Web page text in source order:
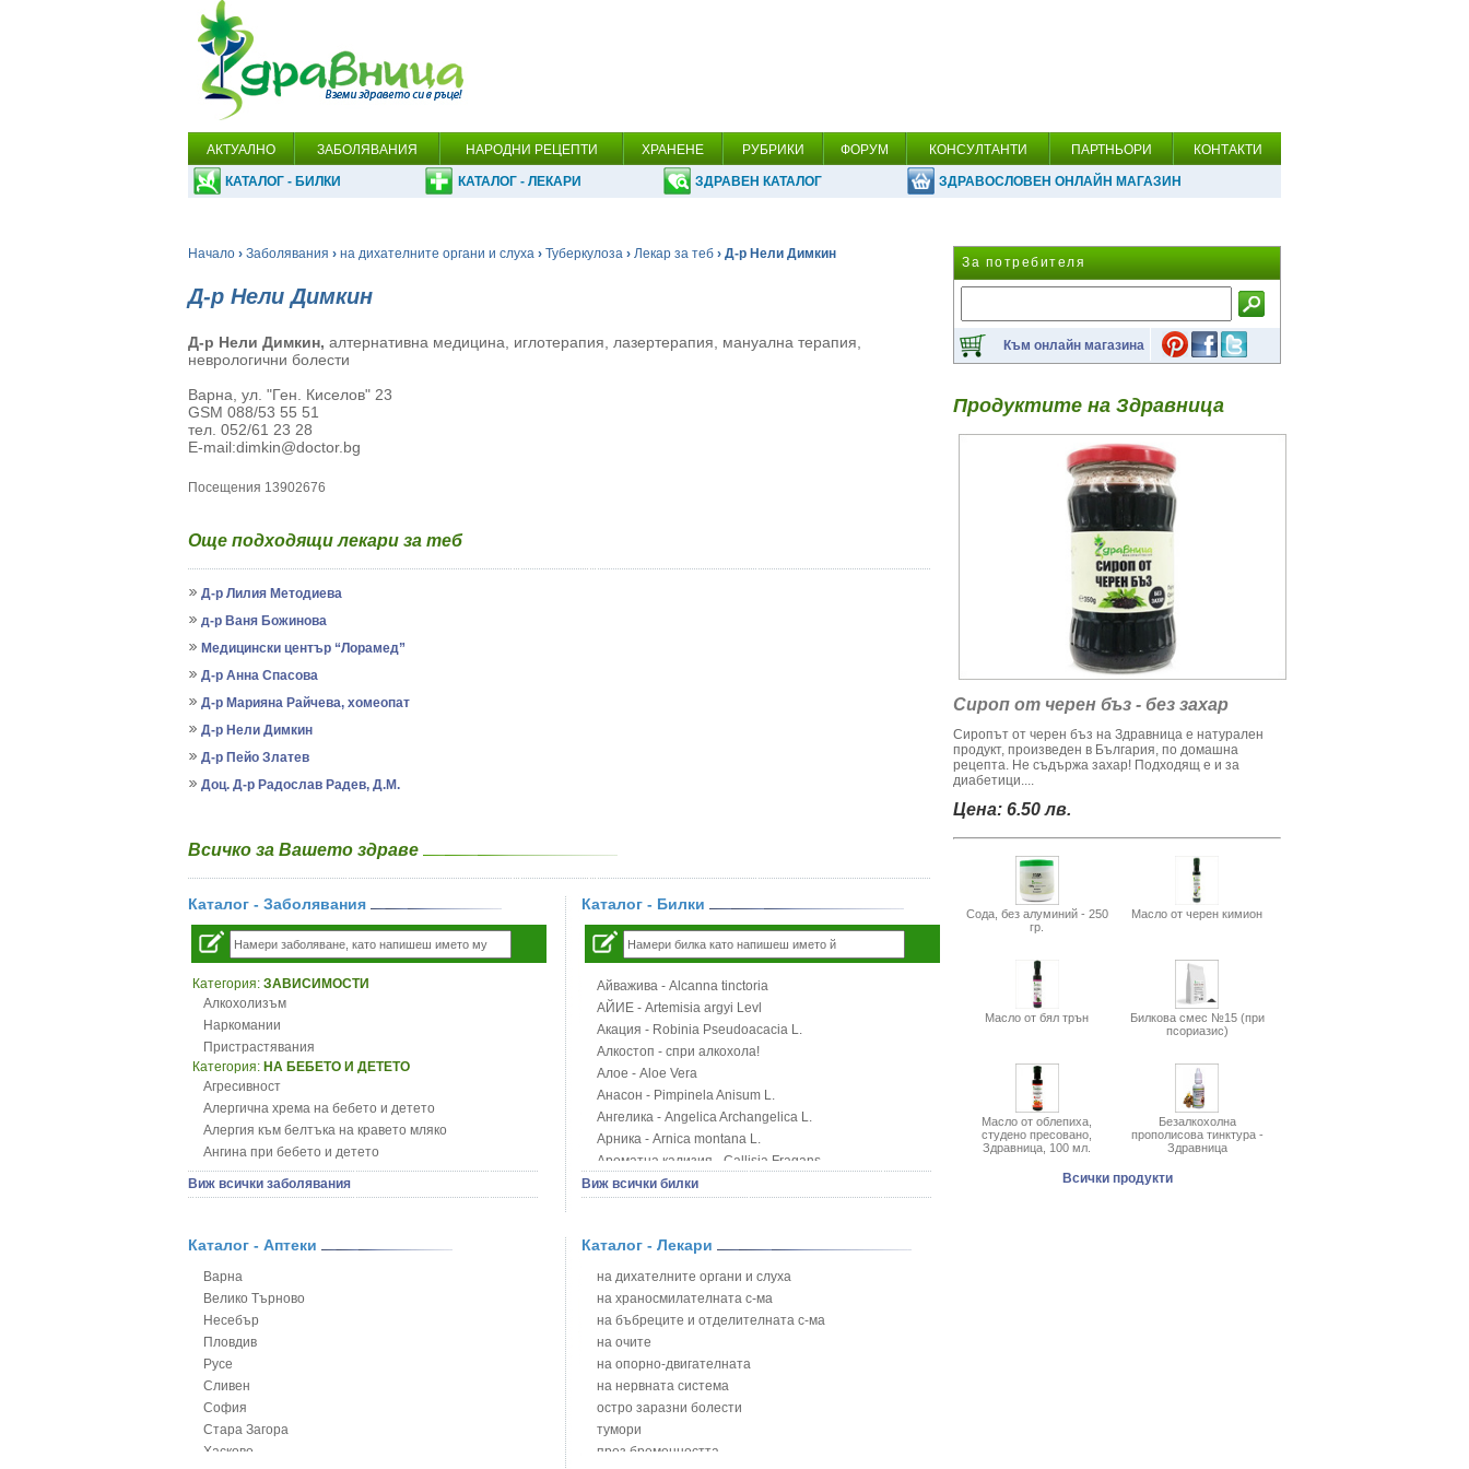
АКТУАЛНО ЗАБОЛЯВАНИЯ НАРОДНИ РЕЦЕПТИ ХРАНЕНЕ РУБРИКИ ФОРУМ КОНСУЛТАНТИ ПАРТНЬОРИ КОНТАКТИ
КАТАЛОГ - БИЛКИ КАТАЛОГ - ЛЕКАРИ ЗДРАВЕН КАТАЛОГ ЗДРАВОСЛОВЕН ОНЛАЙН МАГАЗИН
Начало › Заболявания › на дихателните органи и слуха › Туберкулоза › Лекар за теб › Д-р Нели Димкин
Д-р Нели Димкин
Д-р Нели Димкин, алтернативна медицина, иглотерапия, лазертерапия, мануална терапия,
неврологични болести
Варна, ул. "Ген. Киселов" 23
GSM 088/53 55 51
тел. 052/61 23 28
E-mail:dimkin@doctor.bg
Посещения 13902676
Още подходящи лекари за теб
Д-р Лилия Методиева
д-р Ваня Божинова
Медицински център “Лорамед”
Д-р Анна Спасова
Д-р Марияна Райчева, хомеопат
Д-р Нели Димкин
Д-р Пейо Златев
Доц. Д-р Радослав Радев, Д.М.
Всичко за Вашето здраве
Каталог - Заболявания
Категория: ЗАВИСИМОСТИ
Алкохолизъм
Наркомании
Пристрастявания
Категория: НА БЕБЕТО И ДЕТЕТО
Агресивност
Алергична хрема на бебето и детето
Алергия към белтъка на кравето мляко
Ангина при бебето и детето
Анемия при бебето и детето
Апетит - пълни деца
Безапетитие при бебето и детето
Бронхит и пневмония при деца
Варицела
Висока температура на бебето и детето
Възпаление на ушите на бебето и детето
Глисти
Грижа за пъпа на новороденото
Грип при бебето и детето
Гърч
Виж всички заболявания
Каталог - Билки
Айважива - Alcanna tinctoria
АЙИЕ - Artemisia argyi Levl
Акация - Robinia Pseudoacacia L.
Алкостоп - спри алкохола!
Алое - Aloe Vera
Анасон - Pimpinela Anisum L.
Ангелика - Angelica Archangelica L.
Арника - Arnica montana L.
Ароматна кализия - Callisia Fragans
Арония - Sorbus melanocorpa
Блатен аир - Acorus calamus L.
Блатен тъжник - Spirea ulmaria L.
Блян
Бобови шушулки - Phaseolus Vulgaris L.
Божур - Paeonia Decora
Борови връхчета - Pinus sylvestris
Босилек - Ocimum Basillicum
Брей - Tamus Communis
Брош - Rubia tinctorum L.
Бръшлян - Hedera helix L.
Виж всички билки
Каталог - Аптеки
Варна
Велико Търново
Несебър
Пловдив
Русе
Сливен
София
Стара Загора
Хасково
Каталог - Лекари
на дихателните органи и слуха
на храносмилателната с-ма
на бъбреците и отделителната с-ма
на очите
на опорно-двигателната
на нервната система
остро заразни болести
тумори
през бременността
За потребителя
Към онлайн магазина
Продуктите на Здравница
Сироп от черен бъз - без захар
Сиропът от черен бъз на Здравница е натурален
продукт, произведен в България, по домашна
рецепта. Не съдържа захар! Подходящ е и за
диабетици....
Цена: 6.50 лв.
Сода, без алуминий - 250
гр.
Масло от черен кимион
Масло от бял трън
Билкова смес №15 (при
псориазис)
Масло от облепиха,
студено пресовано,
Здравница, 100 мл.
Безалкохолна
прополисова тинктура -
Здравница
Всички продукти